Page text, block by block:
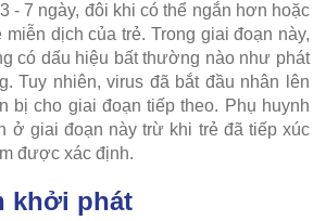
- 7 ngày, đôi khi có thể ngắn hơn hoặc
dịch của trẻ. Trong giai đoạn này,
có dấu hiệu bất thường nào như phát
Tuy nhiên, virus đã bắt đầu nhân lên
bị cho giai đoạn tiếp theo. Phụ huynh
ở giai đoạn này trừ khi trẻ đã tiếp xúc
được xác định.
khởi phát